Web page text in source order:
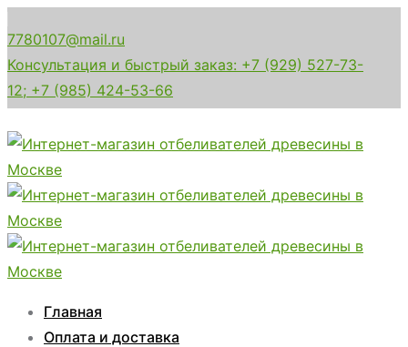
7780107@mail.ru
Консультация и быстрый заказ: +7 (929) 527-73-
12; +7 (985) 424-53-66
Главная
Оплата и доставка